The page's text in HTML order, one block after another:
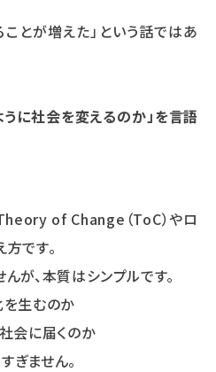
ことが増えた」という話ではあ
うに社会を変えるのか」を言語
of Change（ToC）やロ
です。
が、本質はシンプルです。
を生むのか
会に届くのか
ぎません。